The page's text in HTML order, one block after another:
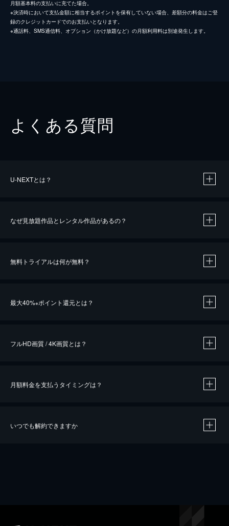
月額基本料の支払いに充てた場合。
※決済時において支払金額に相当するポイントを保有していない場合、差額分の料金はご登
録のクレジットカードでのお支払いとなります。
※通話料、SMS通信料、オプション（かけ放題など）の月額利用料は別途発生します。
よくある質問
U-NEXTとは？
なぜ見放題作品とレンタル作品があるの？
無料トライアルは何が無料？
最大40%※ポイント還元とは？
※40％ポイント還元の対象は、クレジットカード決済による作品の購入 / レンタルです。
フルHD画質 / 4K画質とは？
月額料金を支払うタイミングは？
いつでも解約できますか